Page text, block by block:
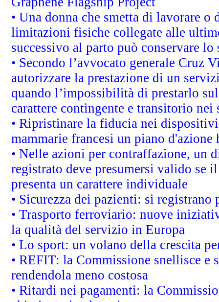
• Una donna che smetta di lavorare
limitazioni fisiche collegate alle
successivo al parto può conservare
• Secondo l’avvocato generale Cruz
autorizzare la prestazione di un
quando l’impossibilità di prestarlo
carattere contingente e transitorio
• Ripristinare la fiducia nei
mammarie francesi un piano
• Nelle azioni per contraffazione, un
registrato deve presumersi valido se
presenta un carattere individuale
• Sicurezza dei pazienti: si
• Trasporto ferroviario: nuove
la qualità del servizio in Europa
• Lo sport: un volano della crescita
• REFIT: la Commissione snellisce
rendendola meno costosa
• Ritardi nei pagamenti: la